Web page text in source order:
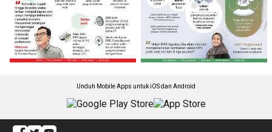
Unduh Mobile Apps untuk iOS dan Android